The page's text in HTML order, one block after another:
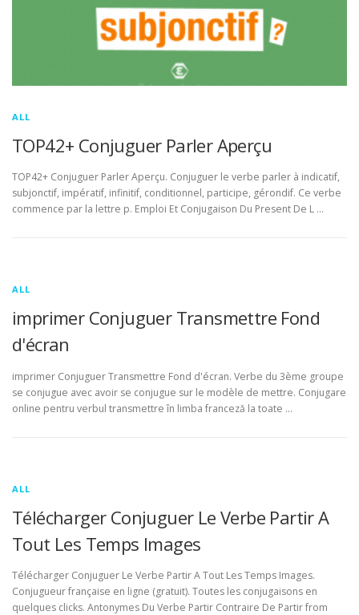
ALL
TOP42+ Conjuguer Parler Aperçu
TOP42+ Conjuguer Parler Aperçu. Conjuguer le verbe parler à indicatif,
subjonctif, impératif, infinitif, conditionnel, participe, gérondif. Ce verbe
commence par la lettre p. Emploi Et Conjugaison Du Present De L …
ALL
imprimer Conjuguer Transmettre Fond
d'écran
imprimer Conjuguer Transmettre Fond d'écran. Verbe du 3ème groupe
se conjugue avec avoir se conjugue sur le modèle de mettre. Conjugare
online pentru verbul transmettre în limba franceză la toate …
ALL
Télécharger Conjuguer Le Verbe Partir A
Tout Les Temps Images
Télécharger Conjuguer Le Verbe Partir A Tout Les Temps Images.
Conjugueur française en ligne (gratuit). Toutes les conjugaisons en
quelques clicks. Antonymes Du Verbe Partir Contraire De Partir from